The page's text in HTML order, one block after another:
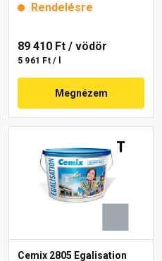
Rendelésre
89 410 Ft / vödör
5 961 Ft / l
Megnézem
Cemix 2805 Egalisation